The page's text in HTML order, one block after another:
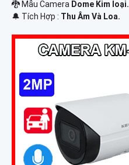
🐉️ Mẫu Camera Dome Kim loại.
️🔔 Tích Hợp : Thu Âm Và Loa.